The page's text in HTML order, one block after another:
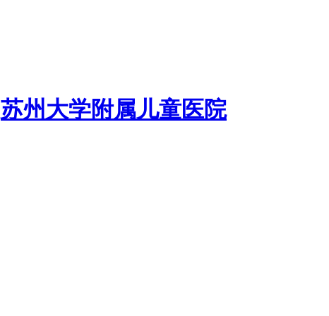
苏州大学附属儿童医院